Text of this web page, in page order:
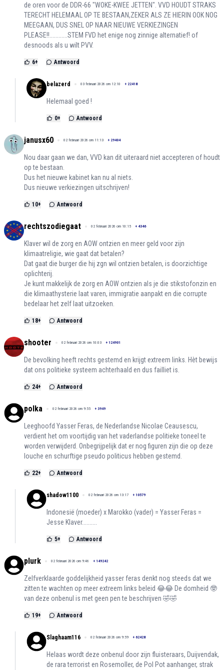
de oren voor de DDR-66 "WOKE-KWEE JETTEN". VVD HOUDT STRAKS
TERECHT HELEMAAL OP TE BESTAAN,ZEKER ALS ZE HIERIN OOK NOG
MEEGAAN, DUS SNEL OP NAAR NIEUWE VERKIEZINGEN
PLEASE!!............STEM FVD het enige nog zinnige alternatief! of
desnoods als u wilt PVV.
6+ Antwoord
belazerd 03 februari 2026 om 12:10 + 22418
Helemaal goed !
0+ Antwoord
janusx60 02 februari 2026 om 11:13 + 29404
Nou daar gaan we dan, VVD kan dit uiteraard niet accepteren of houdt
op te bestaan.
Dus het nieuwe kabinet kan nu al niets.
Dus nieuwe verkiezingen uitschrijven!
10+ Antwoord
rechtszodiegaat 02 februari 2026 om 10:15 + 4346
Klaver wil de zorg en AOW ontzien en meer geld voor zijn
klimaatreligie, wie gaat dat betalen?
Dat gaat die burger die hij zgn wil ontzien betalen, is doorzichtige
oplichterij.
Je kunt makkelijk de zorg en AOW ontzien als je die stikstofonzin en
die klimaathysterie laat varen, immigratie aanpakt en die corrupte
bedelaar het zelf laat uitzoeken.
18+ Antwoord
shooter 02 februari 2026 om 10:03 + 124901
De bevolking heeft rechts gestemd en krijgt extreem links. Hèt bewijs
dat ons politieke systeem achterhaald en dus failliet is.
24+ Antwoord
polka 02 februari 2026 om 9:55 + 3949
Leeghoofd Yasser Feras, de Nederlandse Nicolae Ceausescu,
verdient het om voortijdig van het vaderlandse politieke toneel te
worden verwijderd. Onbegrijpelijk dat er nog figuren zijn die op deze
louche en schurftige pseudo politicus hebben gestemd.
22+ Antwoord
shadow1100 02 februari 2026 om 13:17 + 10579
Indonesië (moeder) x Marokko (vader) = Yasser Feras =
Jesse Klaver..........
5+ Antwoord
plurk 02 februari 2026 om 9:46 + 149242
Zelfverklaarde goddelijkheid yasser feras denkt nog steeds dat we
zitten te wachten op meer extreem links beleid 😂😂 De domheid 🤓
van deze onbenul is met geen pen te beschrijven 🤣🤣
19+ Antwoord
Slaghaam116 02 februari 2026 om 9:59 + 62428
Helaas wordt deze onbenul door zijn fluisteraars, Duijvendak,
de rara terrorist en Rosemoller, de Pol Pot aanhanger, strak